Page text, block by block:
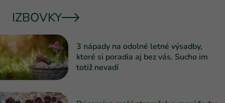
IZBOVKY
3 nápady na odolné letné výsadby,
ktoré si poradia aj bez vás. Sucho im
totiž nevadí